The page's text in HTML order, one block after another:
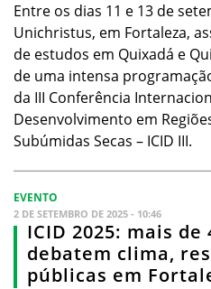
Entre os dias 11 e 13 de
Unichristus, em Fortaleza,
de estudos em Quixadá e
de uma intensa
da III Conferência
Desenvolvimento em
Subúmidas Secas – ICID III.
EVENTO
2 DE SETEMBRO DE 2025 - 10:46
ICID 2025: mais de
debatem clima,
públicas em